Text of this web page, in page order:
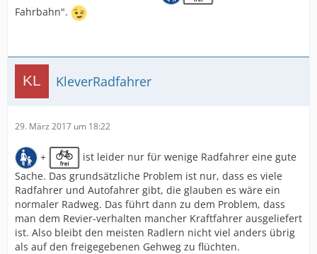
Fahrbahn".
KleverRadfahrer
29. März 2017 um 18:22
+
ist leider nur für wenige Radfahrer eine gute
Sache. Das grundsätzliche Problem ist nur, dass es viele
Radfahrer und Autofahrer gibt, die glauben es wäre ein
normaler Radweg. Das führt dann zu dem Problem, dass
man dem Revier-verhalten mancher Kraftfahrer ausgeliefert
ist. Also bleibt den meisten Radlern nicht viel anders übrig
als auf den freigegebenen Gehweg zu flüchten.